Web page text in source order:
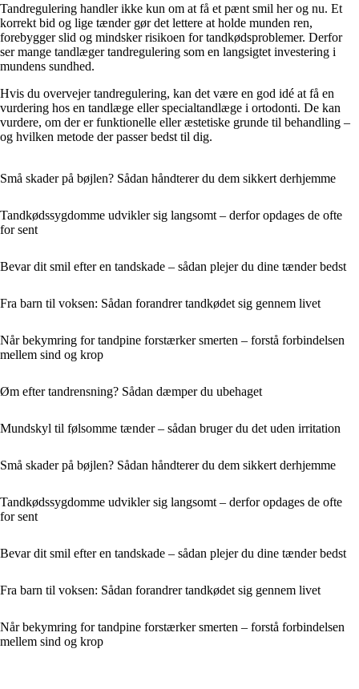
Tandregulering handler ikke kun om at få et pænt smil her og nu. Et
korrekt bid og lige tænder gør det lettere at holde munden ren,
forebygger slid og mindsker risikoen for tandkødsproblemer. Derfor
ser mange tandlæger tandregulering som en langsigtet investering i
mundens sundhed.
Hvis du overvejer tandregulering, kan det være en god idé at få en
vurdering hos en tandlæge eller specialtandlæge i ortodonti. De kan
vurdere, om der er funktionelle eller æstetiske grunde til behandling –
og hvilken metode der passer bedst til dig.
Små skader på bøjlen? Sådan håndterer du dem sikkert derhjemme
Tandkødssygdomme udvikler sig langsomt – derfor opdages de ofte
for sent
Bevar dit smil efter en tandskade – sådan plejer du dine tænder bedst
Fra barn til voksen: Sådan forandrer tandkødet sig gennem livet
Når bekymring for tandpine forstærker smerten – forstå forbindelsen
mellem sind og krop
Øm efter tandrensning? Sådan dæmper du ubehaget
Mundskyl til følsomme tænder – sådan bruger du det uden irritation
Små skader på bøjlen? Sådan håndterer du dem sikkert derhjemme
Tandkødssygdomme udvikler sig langsomt – derfor opdages de ofte
for sent
Bevar dit smil efter en tandskade – sådan plejer du dine tænder bedst
Fra barn til voksen: Sådan forandrer tandkødet sig gennem livet
Når bekymring for tandpine forstærker smerten – forstå forbindelsen
mellem sind og krop